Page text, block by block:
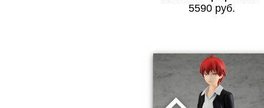
5590 руб.